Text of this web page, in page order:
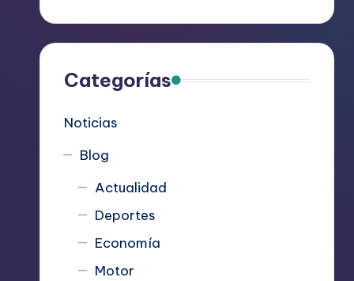
R
e
Categorías
Noticias
Blog
Actualidad
Deportes
Economía
Motor